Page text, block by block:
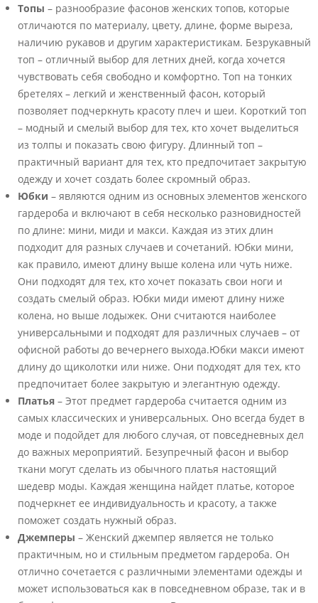
Топы – разнообразие фасонов женских топов, которые
отличаются по материалу, цвету, длине, форме выреза,
наличию рукавов и другим характеристикам. Безрукавный
топ – отличный выбор для летних дней, когда хочется
чувствовать себя свободно и комфортно. Топ на тонких
бретелях – легкий и женственный фасон, который
позволяет подчеркнуть красоту плеч и шеи. Короткий топ
– модный и смелый выбор для тех, кто хочет выделиться
из толпы и показать свою фигуру. Длинный топ –
практичный вариант для тех, кто предпочитает закрытую
одежду и хочет создать более скромный образ.
Юбки – являются одним из основных элементов женского
гардероба и включают в себя несколько разновидностей
по длине: мини, миди и макси. Каждая из этих длин
подходит для разных случаев и сочетаний. Юбки мини,
как правило, имеют длину выше колена или чуть ниже.
Они подходят для тех, кто хочет показать свои ноги и
создать смелый образ. Юбки миди имеют длину ниже
колена, но выше лодыжек. Они считаются наиболее
универсальными и подходят для различных случаев – от
офисной работы до вечернего выхода.Юбки макси имеют
длину до щиколотки или ниже. Они подходят для тех, кто
предпочитает более закрытую и элегантную одежду.
Платья – Этот предмет гардероба считается одним из
самых классических и универсальных. Оно всегда будет в
моде и подойдет для любого случая, от повседневных дел
до важных мероприятий. Безупречный фасон и выбор
ткани могут сделать из обычного платья настоящий
шедевр моды. Каждая женщина найдет платье, которое
подчеркнет ее индивидуальность и красоту, а также
поможет создать нужный образ.
Джемперы – Женский джемпер является не только
практичным, но и стильным предметом гардероба. Он
отлично сочетается с различными элементами одежды и
может использоваться как в повседневном образе, так и в